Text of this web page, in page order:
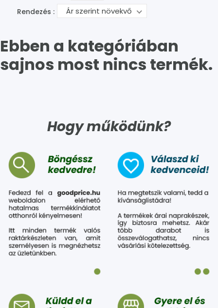
Rendezés : Ár szerint növekvő
Ebben a kategóriában
sajnos most nincs termék.
Hogy működünk?